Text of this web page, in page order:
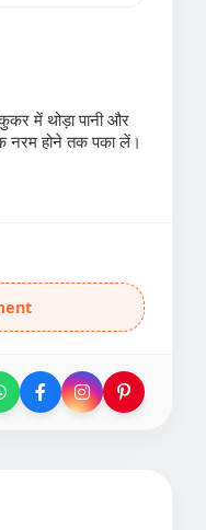
में थोड़ा पानी और
होने तक पका लें।